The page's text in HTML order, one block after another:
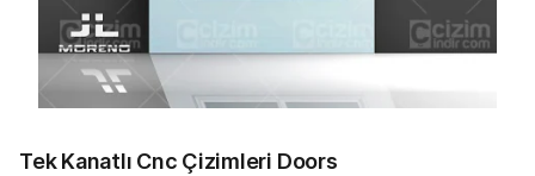
Tek Kanatlı Cnc Çizimleri Doors